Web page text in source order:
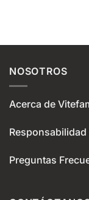
NOSOTROS
Acerca de
Preguntas